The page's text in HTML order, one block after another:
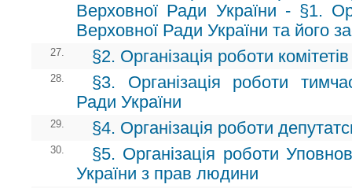
Верховної Ради України - §1.
Верховної Ради України та його
27. §2. Організація роботи
28.
§3. Організація роботи
Ради України
29. §4. Організація роботи
30.
§5. Організація роботи
України з прав людини